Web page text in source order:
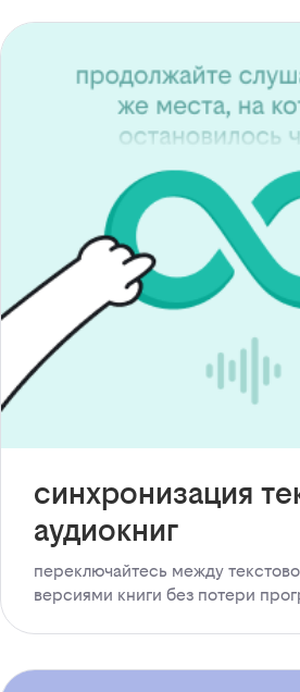
синхронизация
аудиокниг
переключайтесь между
версиями книги без потери